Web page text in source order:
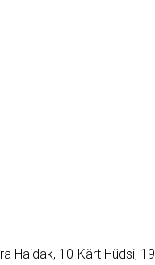
Haidak, 10-Kärt Hüdsi,